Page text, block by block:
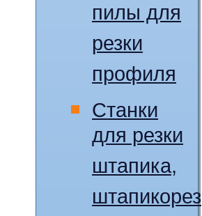
пилы для
резки
профиля
Станки
для резки
штапика,
штапикорез